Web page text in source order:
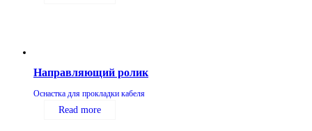
Направляющий ролик
Оснастка для прокладки кабеля
Read more